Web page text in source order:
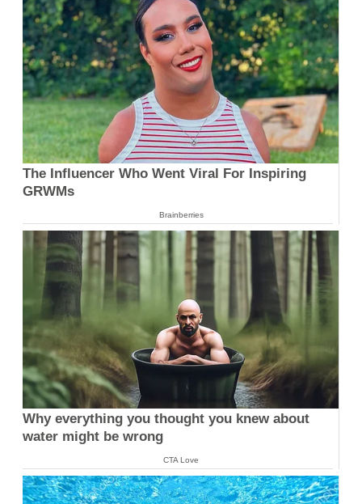
The Influencer Who Went Viral For Inspiring
GRWMs
Brainberries
Why everything you thought you knew about
water might be wrong
CTA Love